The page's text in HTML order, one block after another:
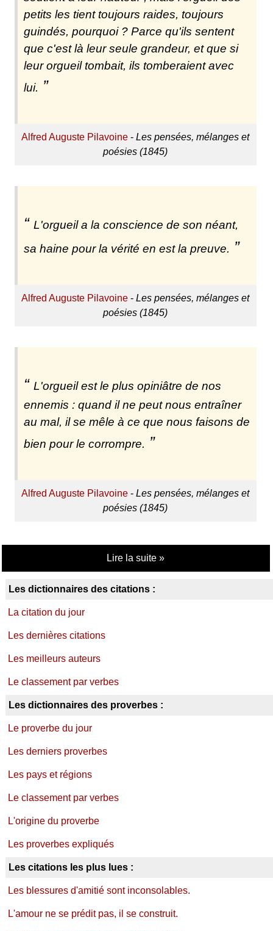
petits les tient toujours raides, toujours
guindés, pourquoi ? Parce qu'ils sentent
que c'est là leur seule grandeur, et que si
leur orgueil tombait, ils tomberaient avec
lui.
Alfred Auguste Pilavoine -Les pensées, mélanges et
poésies (1845)
L'orgueil a la conscience de son néant,
sa haine pour la vérité en est la preuve.
Alfred Auguste Pilavoine -Les pensées, mélanges et
poésies (1845)
L'orgueil est le plus opiniâtre de nos
ennemis : quand il ne peut nous entraîner
au mal, il se mêle à ce que nous faisons de
bien pour le corrompre.
Alfred Auguste Pilavoine -Les pensées, mélanges et
poésies (1845)
Lire la suite »
Les dictionnaires des citations :
La citation du jour
Les dernières citations
Les meilleurs auteurs
Le classement par verbes
Les dictionnaires des proverbes :
Le proverbe du jour
Les derniers proverbes
Les pays et régions
Le classement par verbes
L'origine du proverbe
Les proverbes expliqués
Les citations les plus lues :
Les blessures d'amitié sont inconsolables.
L'amour ne se prédit pas, il se construit.